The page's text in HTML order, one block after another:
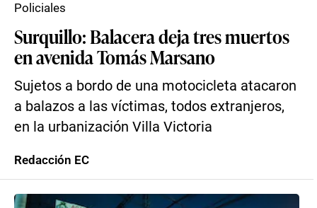
Surquillo: Balacera deja tres muertos
en avenida Tomás Marsano
Sujetos a bordo de una motocicleta atacaron
a balazos a las víctimas, todos extranjeros,
en la urbanización Villa Victoria
Policiales
Redacción EC